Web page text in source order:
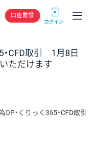
GMOクリック
口座開設
・CFD取引 1月8日
ただけます
・くりっく365・CFD取引